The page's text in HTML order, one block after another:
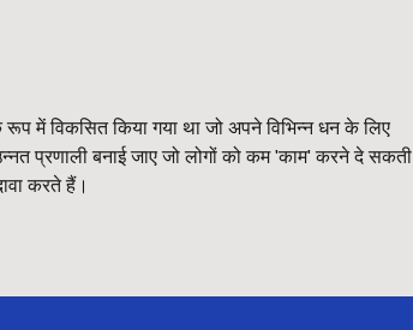
में विकसित किया गया था जो अपने विभिन्न धन के लिए
प्रणाली बनाई जाए जो लोगों को कम 'काम' करने दे सकती
करते हैं।